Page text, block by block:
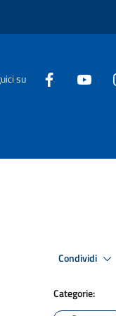
su
Condividi
Categorie: